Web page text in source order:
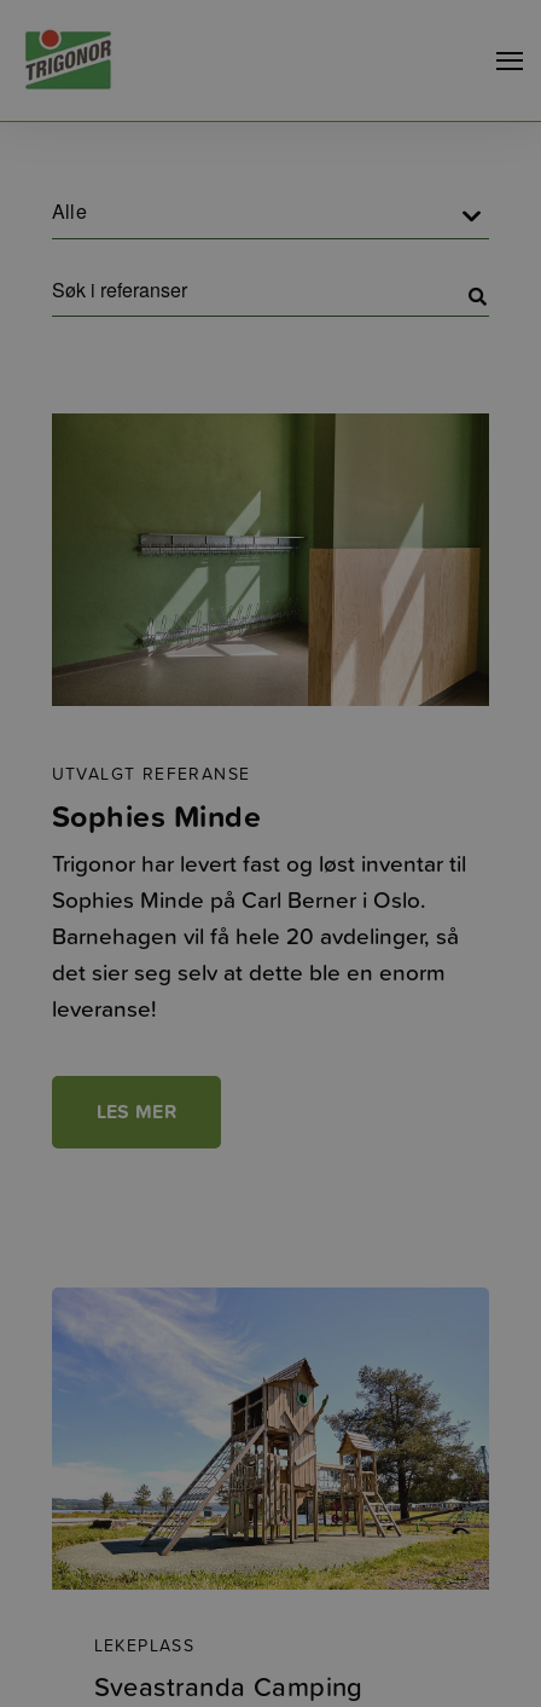
Alle
Søk
UTVALGT REFERANSE
Sophies Minde
Trigonor har levert fast og løst inventar til
Sophies Minde på Carl Berner i Oslo.
Barnehagen vil få hele 20 avdelinger, så
det sier seg selv at dette ble en enorm
leveranse!
LES MER
LEKEPLASS
Sveastranda Camping